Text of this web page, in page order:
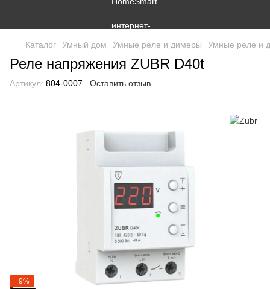
Каталог Умный дом Умные реле и димеры Умные реле и
Реле напряжения ZUBR D40t
Артикул: 804-0007 Оставить отзыв
−9%